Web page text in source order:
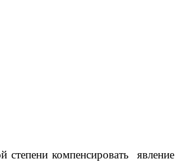
степени компенсировать явление